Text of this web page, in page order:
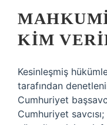
KIM
Kesinleşmiş
tarafından
Cumhuriyet
Cumhuriyet